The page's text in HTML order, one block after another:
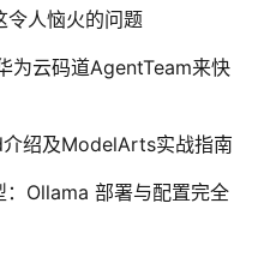
人恼火的问题
为云码道AgentTeam来快
绍及ModelArts实战指南
Ollama 部署与配置完全